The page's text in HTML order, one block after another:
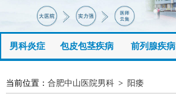
男科炎症 包皮包茎疾病 前列腺疾病
当前位置： 合肥中山医院男科 > 阳痿